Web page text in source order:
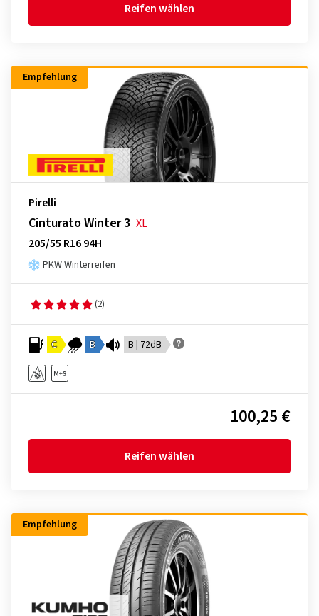
Reifen wählen
Empfehlung
Pirelli
Cinturato Winter 3 XL
205/55 R16 94H
PKW Winterreifen
(2)
C B B | 72dB
100,25 €
Reifen wählen
Empfehlung